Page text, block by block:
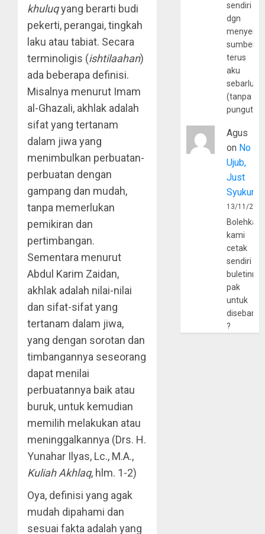
khuluqyang berarti budi
pekerti, perangai, tingkah
laku atau tabiat. Secara
terminoligis (ishtilaahan)
ada beberapa definisi.
Misalnya menurut Imam
al-Ghazali, akhlak adalah
sifat yang tertanam
dalam jiwa yang
menimbulkan perbuatan-
perbuatan dengan
gampang dan mudah,
tanpa memerlukan
pemikiran dan
pertimbangan.
Sementara menurut
Abdul Karim Zaidan,
akhlak adalah nilai-nilai
dan sifat-sifat yang
tertanam dalam jiwa,
yang dengan sorotan dan
timbangannya seseorang
dapat menilai
perbuatannya baik atau
buruk, untuk kemudian
memilih melakukan atau
meninggalkannya (Drs. H.
Yunahar Ilyas, Lc., M.A.,
Kuliah Akhlaq, hlm. 1-2)
Oya, definisi yang agak
mudah dipahami dan
sesuai fakta adalah yang
sendiri
dgn
sumber
terus
aku
(tanpa
Agus
on No
Ujub,
Just
Syukur
13/11/
Bolehkah
kami
cetak
sendiri
pak
untuk
?